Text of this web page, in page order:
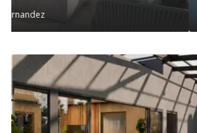
agosto 7, 2026